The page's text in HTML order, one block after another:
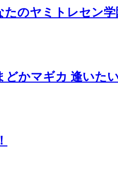
たのヤミトレセン学
どかマギカ 逢いた